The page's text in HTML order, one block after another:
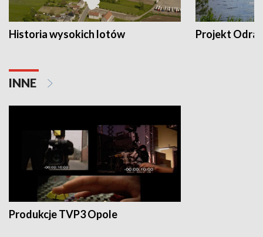
Historia wysokich lotów Projekt Odra
INNE
Produkcje TVP3 Opole